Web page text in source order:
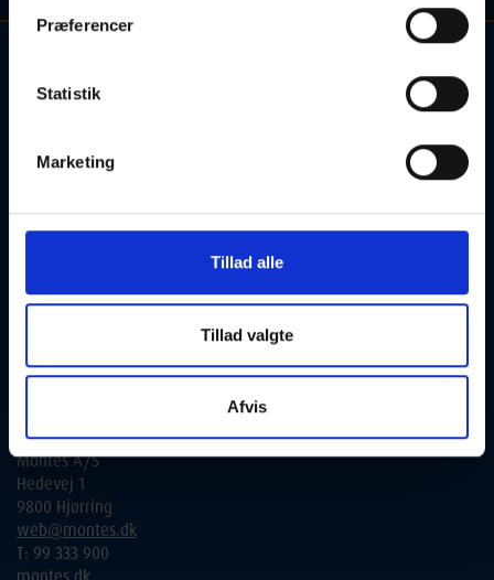
Præferencer
Statistik
Marketing
Tillad alle
Tillad valgte
Afvis
tilmelding:
Du finder alle kontaktinformationer under de enkelte hold i
udbydende skoles hjemmeside, og få yderligere informationer.
Kontakt vedr. tilslutning til aftenskole.nu og fra interesserede
lone@folkeoplysningen.dk
Teknisk kontakt:
Montes A/S
Hedevej 1
9800 Hjørring
web@montes.dk
T: 99 333 900